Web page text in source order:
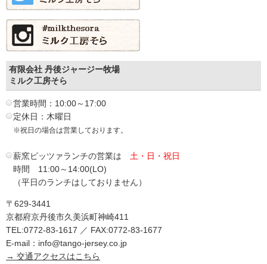
有限会社 丹後ジャージー牧場
ミルク工房そら
営業時間：10:00～17:00
定休日：木曜日
※祝日の場合は営業しております。
薪窯ピッツァランチの営業は 土・日・祝日
時間 11:00～14:00(LO)
（平日のランチはしておりません）
〒629-3441
京都府京丹後市久美浜町神崎411
TEL:0772-83-1617 ／ FAX:0772-83-1677
E-mail：info@tango-jersey.co.jp
→ 交通アクセスはこちら